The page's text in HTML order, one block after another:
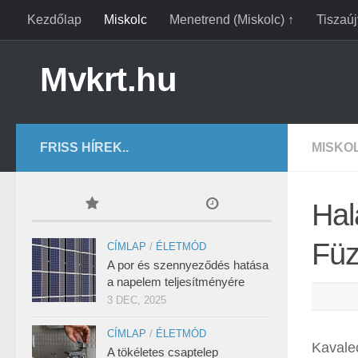
Kezdőlap Miskolc Menetrend (Miskolc) ↑
Mvkrt.hu
FRISS HÍREK..
CÍMLAP / ÉLETMÓD
A por és szennyeződés hatása
a napelem teljesítményére
3 DEC, 2025
CÍMLAP / ÉLETMÓD
A tökéletes csaptelep